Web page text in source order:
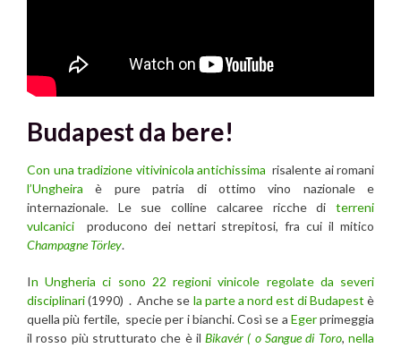
Budapestda bere!
Con una tradizione vitivinicola antichissima risalente ai romani
l’Ungheira è pure patria di ottimo vino nazionale e
internazionale. Le sue colline calcaree ricche di terreni
vulcanici producono dei nettari strepitosi, fra cui il mitico
Champagne Törley.
In Ungheria ci sono 22 regioni vinicole regolate da severi
disciplinari(1990) . Anche se la parte a nord est di Budapest è
quella più fertile, specie per i bianchi. Così se a Egerprimeggia
il rosso più strutturato che è ilBikavér ( o Sangue di Toro,nella